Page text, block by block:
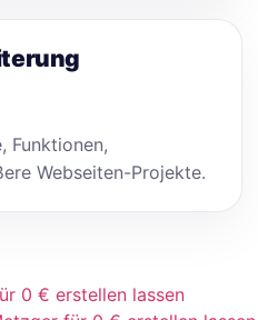
Funktionen,
Webseiten-Projekte.
0 € erstellen lassen